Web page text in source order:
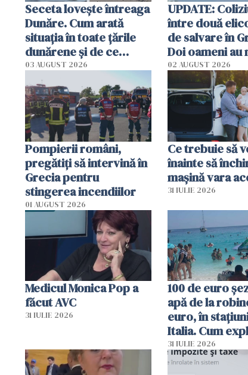
Seceta lovește întreaga
Dunăre. Cum arată
situația în toate țările
dunărene și de ce
România resimte
efectele, deși a plouat
în iulie
03 AUGUST 2026
UPDATE:
între două
de salvare în
Doi oameni au
02 AUGUST 2026
Pompierii români,
pregătiţi să intervină în
Grecia pentru
stingerea incendiilor
01 AUGUST 2026
Ce trebuie să
înainte să
mașină vara
31 IULIE 2026
Medicul Monica Pop a
făcut AVC
31 IULIE 2026
100 de euro
apă de la
euro, în
Italia. Cum
autoritățile
31 IULIE 2026